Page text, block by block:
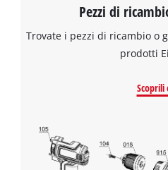
Pezzi di
Trovate i pezzi di ricambio o
prodotti
Scoprili